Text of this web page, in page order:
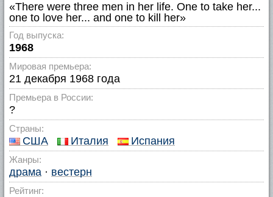
«There were three men in her life. One to take her...
one to love her... and one to kill her»
Год выпуска:
1968
Мировая премьера:
21 декабря 1968 года
Премьера в России:
?
Страны:
США Италия Испания
Жанры:
драма · вестерн
Рейтинг: